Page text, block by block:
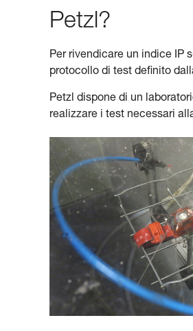
Petzl?
Per rivendicare un indice IP
protocollo di test definito
Petzl dispone di un
realizzare i test necessari